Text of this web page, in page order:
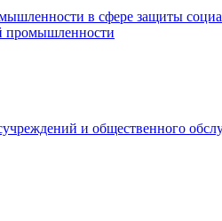
в сфере защиты
промышленности
и общественного